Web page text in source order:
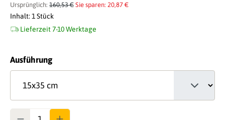
Ursprünglich: 160,53 € Sie sparen: 20,87 €
Inhalt: 1 Stück
Lieferzeit 7-10 Werktage
Ausführungauswählen